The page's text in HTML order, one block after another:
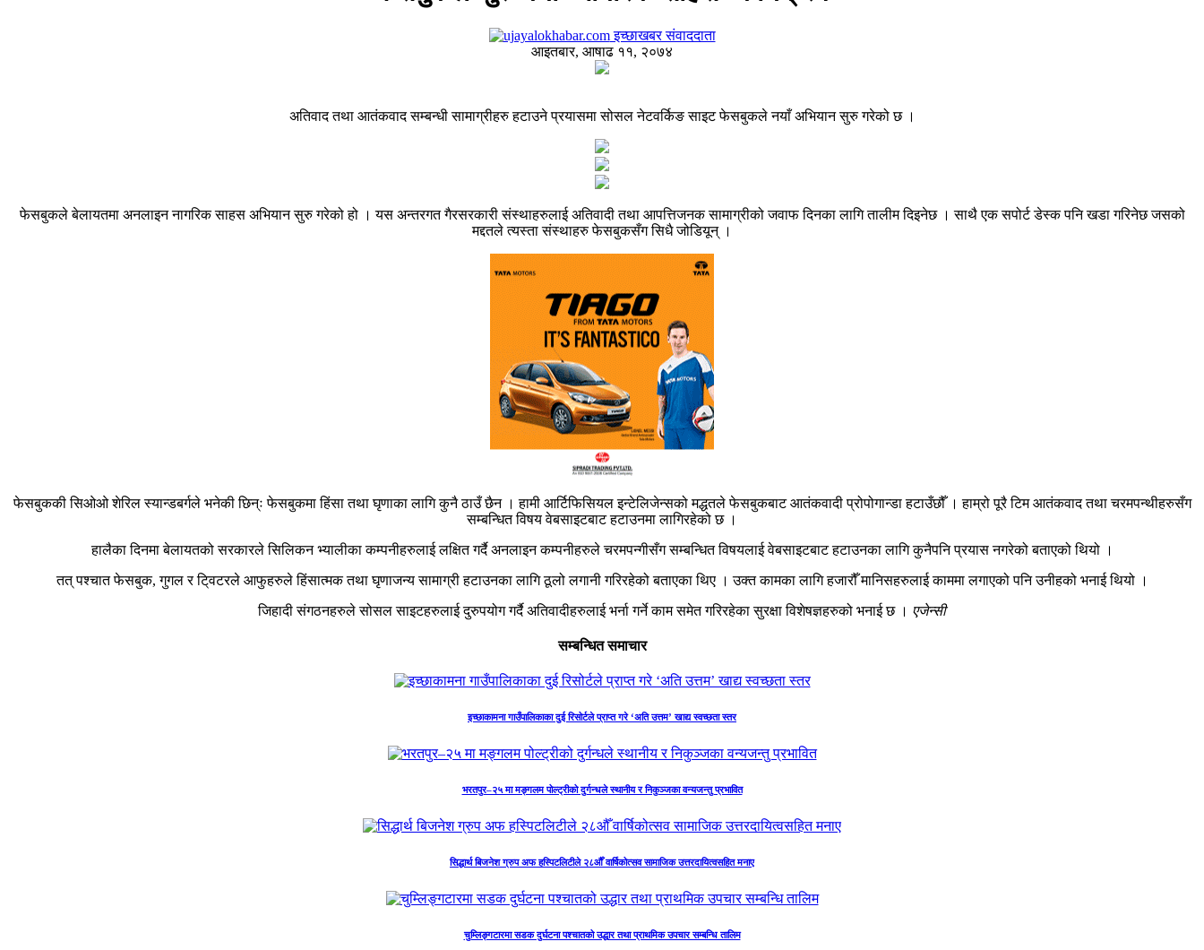
इच्छाखबर संवाददाता
आइतबार, आषाढ ११, २०७४
अतिवाद तथा आतंकवाद सम्बन्धी सामाग्रीहरु हटाउने प्रयासमा सोसल नेटवर्किङ साइट फेसबुकले नयाँ अभियान सुरु गरेको छ ।
फेसबुकले बेलायतमा अनलाइन नागरिक साहस अभियान सुरु गरेको हो । यस अन्तरगत गैरसरकारी संस्थाहरुलाई अतिवादी तथा आपत्तिजनक सामाग्रीको जवाफ दिनका लागि तालीम दिइनेछ । साथै एक सपोर्ट डेस्क पनि खडा गरिनेछ जसको
मद्दतले त्यस्ता संस्थाहरु फेसबुकसँग सिधै जोडियून् ।
फेसबुककी सिओओ शेरिल स्यान्डबर्गले भनेकी छिन्ः फेसबुकमा हिंसा तथा घृणाका लागि कुनै ठाउँ छैन । हामी आर्टिफिसियल इन्टेलिजेन्सको मद्धतले फेसबुकबाट आतंकवादी प्रोपोगान्डा हटाउँछौँ । हाम्रो पूरै टिम आतंकवाद तथा चरमपन्थीहरुसँग
सम्बन्धित विषय वेबसाइटबाट हटाउनमा लागिरहेको छ ।
हालैका दिनमा बेलायतको सरकारले सिलिकन भ्यालीका कम्पनीहरुलाई लक्षित गर्दै अनलाइन कम्पनीहरुले चरमपन्गीसँग सम्बन्धित विषयलाई वेबसाइटबाट हटाउनका लागि कुनैपनि प्रयास नगरेको बताएको थियो ।
तत् पश्चात फेसबुक, गुगल र टि्वटरले आफुहरुले हिंसात्मक तथा घृणाजन्य सामाग्री हटाउनका लागि ठूलो लगानी गरिरहेको बताएका थिए । उक्त कामका लागि हजारौँ मानिसहरुलाई काममा लगाएको पनि उनीहको भनाई थियो ।
जिहादी संगठनहरुले सोसल साइटहरुलाई दुरुपयोग गर्दै अतिवादीहरुलाई भर्ना गर्ने काम समेत गरिरहेका सुरक्षा विशेषज्ञहरुको भनाई छ । एजेन्सी
सम्बन्धित समाचार
इच्छाकामना गाउँपालिकाका दुई रिसोर्टले प्राप्त गरे ‘अति उत्तम’ खाद्य स्वच्छता स्तर
भरतपुर–२५ मा मङ्गलम पोल्ट्रीको दुर्गन्धले स्थानीय र निकुञ्जका वन्यजन्तु प्रभावित
सिद्धार्थ बिजनेश ग्रुप अफ हस्पिटलिटीले २८औँ वार्षिकोत्सव सामाजिक उत्तरदायित्वसहित मनाए
चुम्लिङ्गटारमा सडक दुर्घटना पश्चातको उद्धार तथा प्राथमिक उपचार सम्बन्धि तालिम